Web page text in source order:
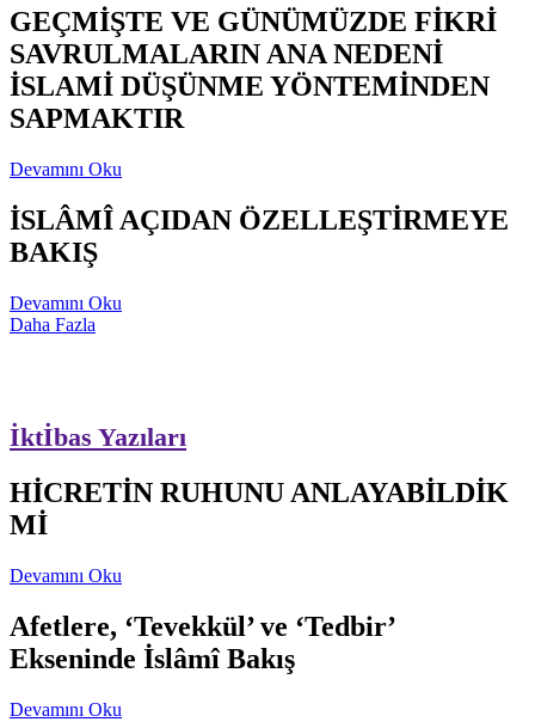
GEÇMİŞTE VE GÜNÜMÜZDE FİKRİ
SAVRULMALARIN ANA NEDENİ
İSLAMİ DÜŞÜNME YÖNTEMİNDEN
SAPMAKTIR
Devamını Oku
İSLÂMÎ AÇIDAN ÖZELLEŞTİRMEYE
BAKIŞ
Devamını Oku
Daha Fazla
İktİbas Yazıları
HİCRETİN RUHUNU ANLAYABİLDİK
Mİ
Devamını Oku
Afetlere, ‘Tevekkül’ ve ‘Tedbir’
Ekseninde İslâmî Bakış
Devamını Oku